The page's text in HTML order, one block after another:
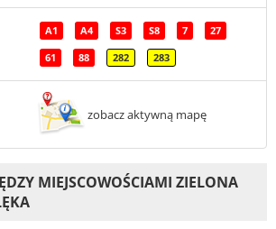
A1 A4 S3 S8 7 27
61 88 282 283
zobacz aktywną mapę
MIEJSCOWOŚCIAMI ZIELONA